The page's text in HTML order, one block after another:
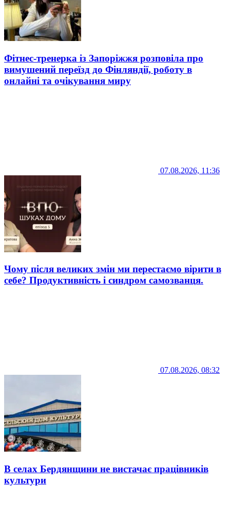
Фітнес-тренерка із Запоріжжя розповіла про
вимушений переїзд до Фінляндії, роботу в
онлайні та очікування миру
07.08.2026, 11:36
Чому після великих змін ми перестаємо вірити в
себе? Продуктивність і синдром самозванця.
07.08.2026, 08:32
В селах Бердянщини не вистачає працівників
культури